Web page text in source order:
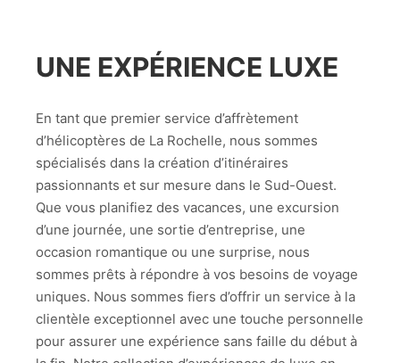
UNE EXPÉRIENCE LUXE
En tant que premier service d’affrètement
d’hélicoptères de La Rochelle, nous sommes
spécialisés dans la création d’itinéraires
passionnants et sur mesure dans le Sud-Ouest.
Que vous planifiez des vacances, une excursion
d’une journée, une sortie d’entreprise, une
occasion romantique ou une surprise, nous
sommes prêts à répondre à vos besoins de voyage
uniques. Nous sommes fiers d’offrir un service à la
clientèle exceptionnel avec une touche personnelle
pour assurer une expérience sans faille du début à